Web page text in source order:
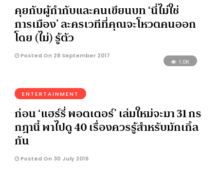
คุยกับผู้กำกับและคนเขียนบท ‘นี่ไม่ใช่
การเมือง’ ละครเวทีที่คุณจะโหวตคนออก
โดย (ไม่) รู้ตัว
Posted On 28 September 2017
1.0K
ENTERTAINMENT
ก่อน ‘แฮร์รี่ พอตเตอร์’ เล่มใหม่จะมา 31 กร
กฎานี้ พาไปดู 40 เรื่องควรรู้สำหรับมักเกิ้ล
กัน
Posted On 30 July 2016